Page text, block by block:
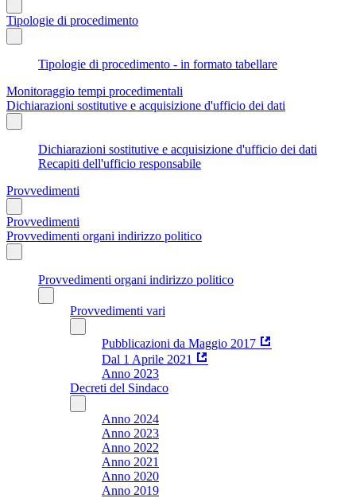
Tipologie di procedimento
Tipologie di procedimento - in formato tabellare
Monitoraggio tempi procedimentali
Dichiarazioni sostitutive e acquisizione d'ufficio dei dati
Dichiarazioni sostitutive e acquisizione d'ufficio dei dati
Recapiti dell'ufficio responsabile
Provvedimenti
Provvedimenti
Provvedimenti organi indirizzo politico
Provvedimenti organi indirizzo politico
Provvedimenti vari
Pubblicazioni da Maggio 2017
Dal 1 Aprile 2021
Anno 2023
Decreti del Sindaco
Anno 2024
Anno 2023
Anno 2022
Anno 2021
Anno 2020
Anno 2019